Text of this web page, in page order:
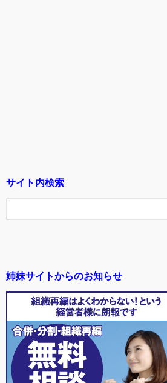
サイト内検索
姉妹サイトからのお知らせ